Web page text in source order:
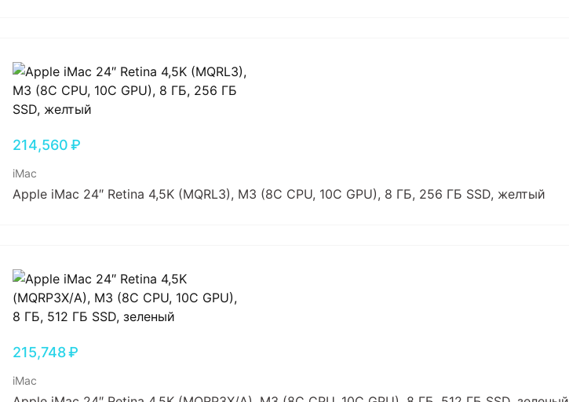
214,560₽
iMac
Apple iMac 24″ Retina 4,5K (MQRL3), M3 (8C CPU, 10C GPU), 8 ГБ, 256 ГБ SSD, желтый
215,748₽
iMac